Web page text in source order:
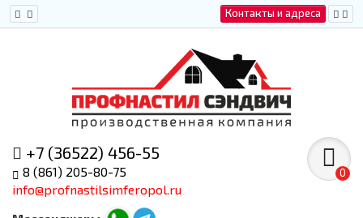
Контакты и адреса
+7 (36522) 456-55
8 (861) 205-80-75
info@profnastilsimferopol.ru
0